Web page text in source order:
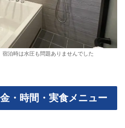
宿泊時は水圧も問題ありませんでした
・時間・実食メニュー